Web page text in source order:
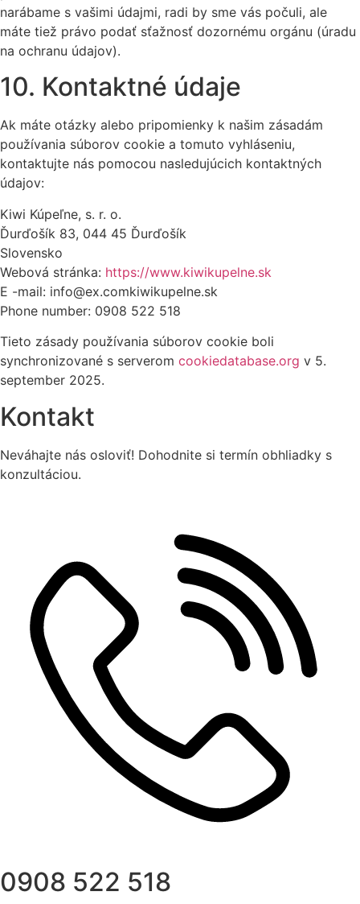
narábame s vašimi údajmi, radi by sme vás počuli, ale
máte tiež právo podať sťažnosť dozornému orgánu (úradu
na ochranu údajov).
10. Kontaktné údaje
Ak máte otázky alebo pripomienky k našim zásadám
používania súborov cookie a tomuto vyhláseniu,
kontaktujte nás pomocou nasledujúcich kontaktných
údajov:
Kiwi Kúpeľne, s. r. o.
Ďurďošík 83, 044 45 Ďurďošík
Slovensko
Webová stránka: https://www.kiwikupelne.sk
E -mail: info@ex.comkiwikupelne.sk
Phone number: 0908 522 518
Tieto zásady používania súborov cookie boli
synchronizované s serverom cookiedatabase.org v 5.
september 2025.
Kontakt
Neváhajte nás osloviť! Dohodnite si termín obhliadky s
konzultáciou.
0908 522 518